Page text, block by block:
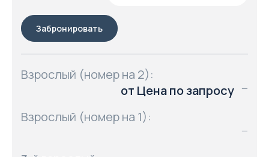
Забронировать
Взрослый (номер на 2):
от Цена по запросу
—
Взрослый (номер на 1):
—